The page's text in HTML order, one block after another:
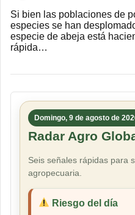
Si bien las poblaciones de
especies se han
especie de abeja está
rápida…
Domingo, 9 de agosto de
Radar Agro
Seis señales rápidas para
agropecuaria.
Riesgo del día